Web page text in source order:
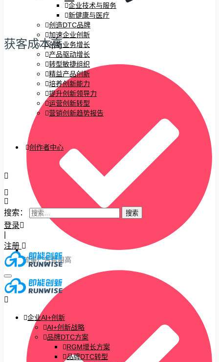
企业技术与服务
新健康与医疗
创造DTC品牌
加速企业创新
创新业务增长
产品驱动增长
转型敏捷组织
精益产品创新
培养创新能力
提升创新领导力
运营创新转型
营销创新趋势报告
创作者中心
搜索：
登录
注册
企业AI+创新
AI+创新战略
品牌DTC方案
RGM增长方案
品牌DTC转型
获客成本高
流量广告费用高